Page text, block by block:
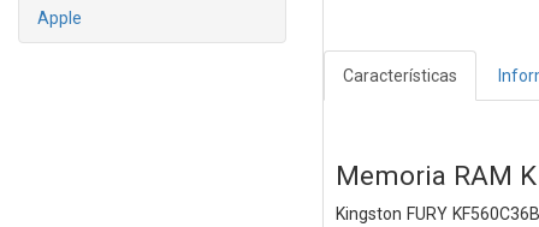
Apple
Características
Memoria RAM
Kingston FURY